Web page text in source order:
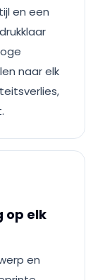
en een
naar elk
op elk
en